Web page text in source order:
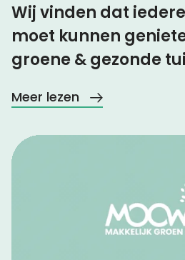
Wij vinden dat
moet kunnen
groene & gezonde
Meer lezen